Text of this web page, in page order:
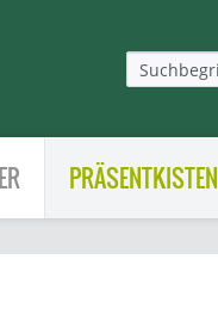
PRÄSENTKISTEN